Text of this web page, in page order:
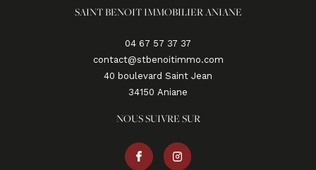
SAINT BENOIT IMMOBILIER ANIANE
04 67 57 37 37
contact@stbenoitimmo.com
40 boulevard Saint Jean
34150
aniane
NOUS SUIVRE SUR